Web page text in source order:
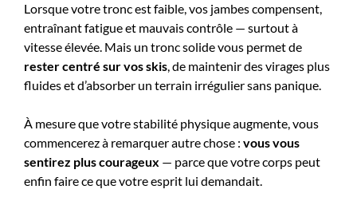
Lorsque votre tronc est faible, vos jambes compensent,
entraînant fatigue et mauvais contrôle — surtout à
vitesse élevée. Mais un tronc solide vous permet de
rester centré sur vos skis, de maintenir des virages plus
fluides et d’absorber un terrain irrégulier sans panique.
À mesure que votre stabilité physique augmente, vous
commencerez à remarquer autre chose : vous vous
sentirez plus courageux — parce que votre corps peut
enfin faire ce que votre esprit lui demandait.